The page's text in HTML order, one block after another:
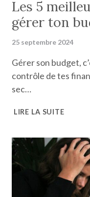
Les 5
gérer ton
25 septembre 2024
Gérer son budget,
contrôle de tes
sec…
LIRE LA SUITELES
POUR
GÉRER
TON